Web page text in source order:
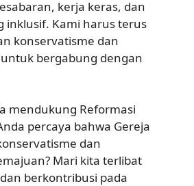
kerja keras, dan
inklusif. Kami harus terus
konservatisme dan
bergabung dengan
mendukung Reformasi
percaya bahwa Gereja
dan
Mari kita terlibat
berkontribusi pada